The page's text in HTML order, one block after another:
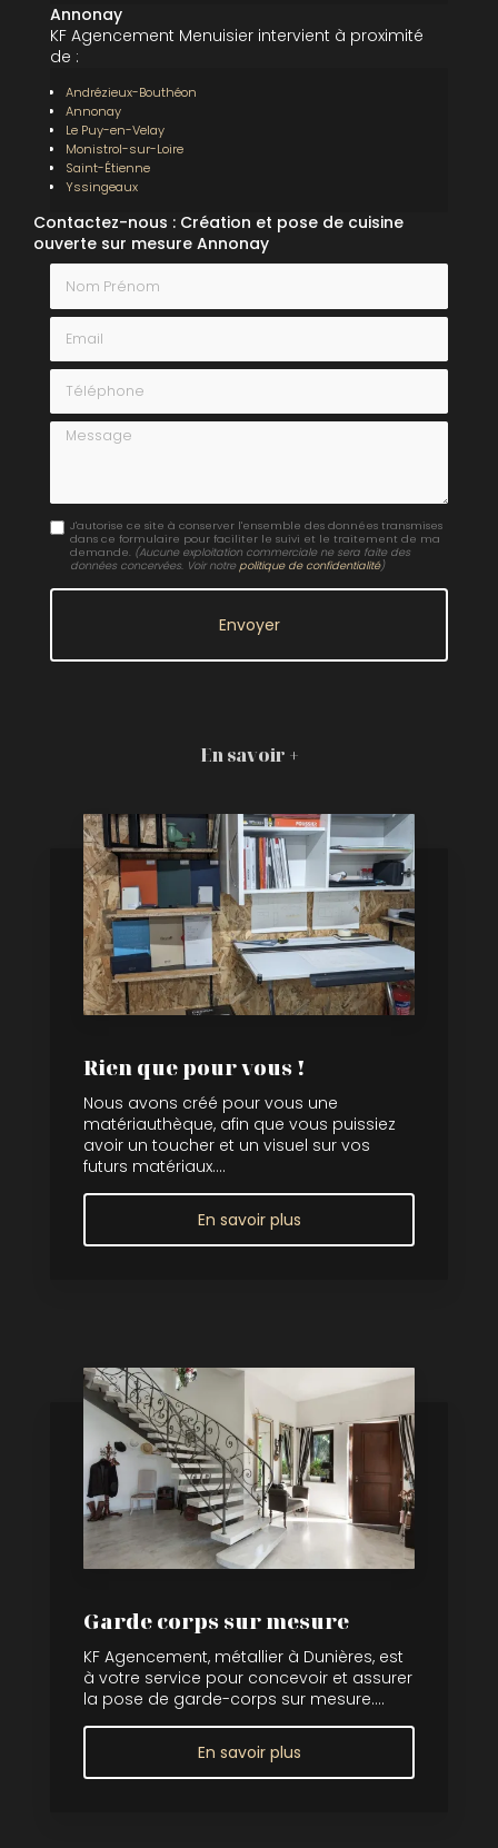
Annonay
KF Agencement Menuisier intervient à proximité
de :
Andrézieux-Bouthéon
Annonay
Le Puy-en-Velay
Monistrol-sur-Loire
Saint-Étienne
Yssingeaux
Contactez-nous : Création et pose de cuisine
ouverte sur mesure Annonay
Nom Prénom
Email
Téléphone
Message
J'autorise ce site à conserver l'ensemble des données transmises
dans ce formulaire pour faciliter le suivi et le traitement de ma
demande. (Aucune exploitation commerciale ne sera faite des
données concervées. Voir notre politique de confidentialité)
En savoir +
Rien que pour vous !
Nous avons créé pour vous une
matériauthèque, afin que vous puissiez
avoir un toucher et un visuel sur vos
futurs matériaux....
En savoir plus
Garde corps sur mesure
KF Agencement, métallier à Dunières, est
à votre service pour concevoir et assurer
la pose de garde-corps sur mesure....
En savoir plus